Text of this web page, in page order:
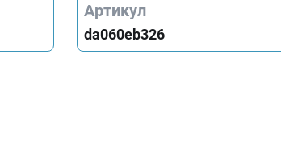
Артикул
da060eb326